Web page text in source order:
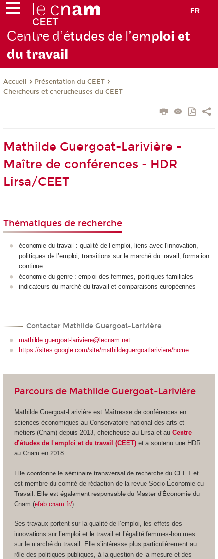
FR
Centre d’études de l’emploi et
du travail
Accueil
Présentation du CEET
Chercheurs et cherucheuses du CEET
Mathilde Guergoat-Larivière -
Maître de conférences - HDR
Lirsa/CEET
Thématiques de recherche
économie du travail : qualité de l’emploi, liens avec l'innovation,
politiques de l’emploi, transitions sur le marché du travail, formation
continue
économie du genre : emploi des femmes, politiques familiales
indicateurs du marché du travail et comparaisons européennes
Contacter Mathilde Guergoat-Larivière
mathilde.guergoat-lariviere@lecnam.net
https://sites.google.com/site/mathildeguergoatlariviere/home
Parcours de Mathilde Guergoat-Larivière
Mathilde Guergoat-Larivière est Maîtresse de conférences en
sciences économiques au Conservatoire national des arts et
métiers (Cnam) depuis 2013, chercheuse au Lirsa et au Centre
d’études de l’emploi et du travail (CEET)et a soutenu une HDR
au Cnam en 2018.
Elle coordonne le séminaire transversal de recherche du CEET et
est membre du comité de rédaction de la revue Socio-Économie du
Travail
. Elle est également responsable du Master d’Économie du
Cnam (efab.cnam.fr/).
Ses travaux portent sur la qualité de l’emploi, les effets des
innovations sur l’emploi et le travail et l’égalité femmes-hommes
sur le marché du travail. Elle s’intéresse plus particulièrement au
rôle des politiques publiques, à la question de la mesure et des